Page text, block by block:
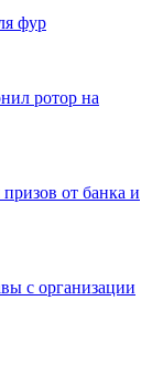
фур
ротор на
от банка и
с организации